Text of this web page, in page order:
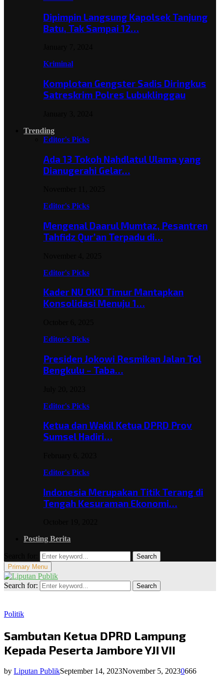
Dipimpin Langsung Kapolsek Tanjung
Batu, Tak Sampai 12…
Kriminal
Komplotan Gengster Sadis Diringkus
Satreskrim Polres Lubuklinggau
Trending
Editor's Picks
Ada 13 Tokoh Nahdlatul Ulama yang
Dianugerahi Gelar…
Editor's Picks
Mengenal Daarul Mumtaz, Pesantren
Tahfidz Qur’an Terpadu di…
Editor's Picks
Kader NU OKU Timur Mantapkan
Konsolidasi Menuju 1…
Editor's Picks
Presiden Jokowi Resmikan Jalan Tol
Bengkulu – Taba…
Editor's Picks
Ketua dan Wakil Ketua DPRD Prov
Sumsel Hadiri…
Editor's Picks
Indonesia Merupakan Titik Terang di
Tengah Kesuraman Ekonomi…
Posting Berita
Search
Primary Menu
Search for: Search
Politik
Sambutan Ketua DPRD Lampung
Kepada Peserta Jambore YJI VII
by Liputan PublikSeptember 14, 2023November 5, 20230666